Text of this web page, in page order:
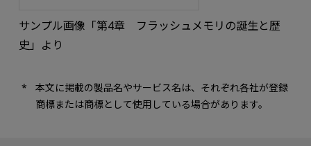
サンプル画像「第4章 フラッシュメモリの誕生と歴
史」より
本文に掲載の製品名やサービス名は、それぞれ各社が登録
商標または商標として使用している場合があります。